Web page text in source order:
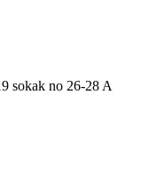
sokak no 26-28 A